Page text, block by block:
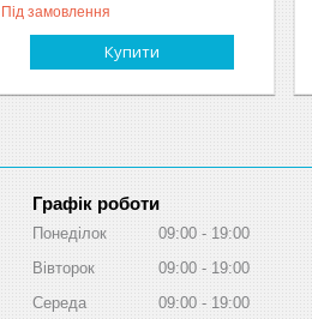
Під замовлення
Купити
Графік роботи
Понеділок 09:00
19:00
Вівторок
09:00
19:00
Середа
09:00 19:00